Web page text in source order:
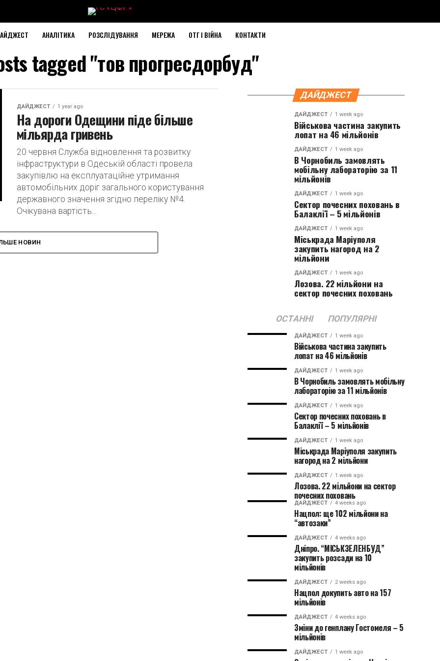
АНАЛІТИКА РОЗСЛІДУВАННЯ МЕРЕЖА ОТГ І ВІЙНА КОНТАКТИ
tagged "тов прогресдорбуд"
ДАЙДЖЕСТ 1 year ago
На дороги Одещини піде більше
мільярда гривень
20 червня Служба відновлення та розвитку
інфраструктури в Одеській області провела
закупівлю на експлуатаційне утримання
автомобільних доріг загального користування
державного значення згідно переліку №4.
Очікувана вартість...
НОВИН
ДАЙДЖЕСТ
ДАЙДЖЕСТ 1 week ago
Військова частина закупить
лопат на 46 мільйонів
ДАЙДЖЕСТ 1 week ago
В Чорнобиль замовлять
мобільну лабораторію за 11
мільйонів
ДАЙДЖЕСТ 1 week ago
Сектор почесних поховань в
Балаклії – 5 мільйонів
ДАЙДЖЕСТ 1 week ago
Міськрада Маріуполя
закупить нагород на 2
мільйони
ДАЙДЖЕСТ 1 week ago
Лозова. 22 мільйони на
сектор почесних поховань
ОСТАННІ ПОПУЛЯРНІ
ДАЙДЖЕСТ 1 week ago
Військова частина закупить
лопат на 46 мільйонів
ДАЙДЖЕСТ 1 week ago
В Чорнобиль замовлять мобільну
лабораторію за 11 мільйонів
ДАЙДЖЕСТ 1 week ago
Сектор почесних поховань в
Балаклії – 5 мільйонів
ДАЙДЖЕСТ 1 week ago
Міськрада Маріуполя закупить
нагород на 2 мільйони
ДАЙДЖЕСТ 1 week ago
Лозова. 22 мільйони на сектор
почесних поховань
ДАЙДЖЕСТ 4 weeks ago
Нацпол: ще 102 мільйони на
“автозаки”
ДАЙДЖЕСТ 4 weeks ago
Дніпро. “МІСЬКЗЕЛЕНБУД”
закупить розсади на 10
мільйонів
ДАЙДЖЕСТ 2 weeks ago
Нацпол докупить авто на 157
мільйонів
ДАЙДЖЕСТ 4 weeks ago
Зміни до генплану Гостомеля – 5
мільйонів
ДАЙДЖЕСТ 1 week ago